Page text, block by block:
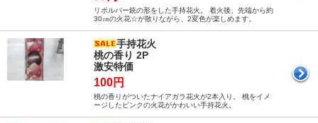
リボルバー銃の形をした手持花火。 着火後、先端から約
30㎝の火花☆が散りながら、2変色が楽しめます。
手持花火
桃の香り 2P
激安特価
100円
桃の香りがついたナイアガラ花火が2本入り。 桃をイメ
ージしたピンクの火花がかわいい手持花火。